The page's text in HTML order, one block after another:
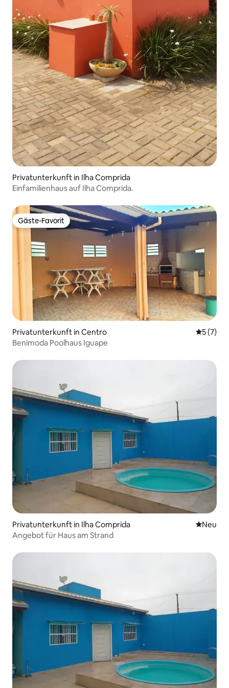
Privatunterkunft in Ilha Comprida
Einfamilienhaus auf Ilha Comprida.
Gäste-Favorit
Gäste-Favorit
Privatunterkunft in Centro
5 (7)
Benimoda Poolhaus Iguape
Privatunterkunft in Ilha Comprida Neue
Neu
Angebot für Haus am Strand